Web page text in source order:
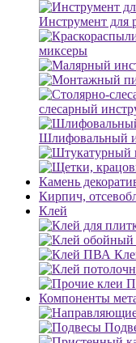
Инструмент для
миксеры
слесарный
Шлифовальный
Камень
Кирпич,
Клей
Компоненты